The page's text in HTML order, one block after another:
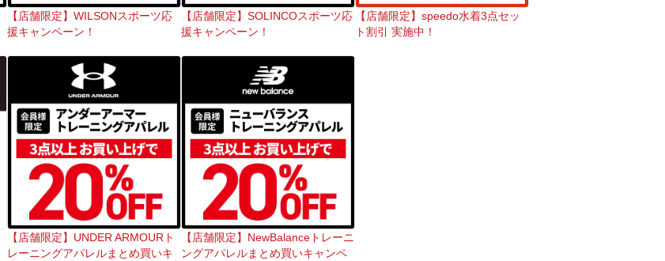
【店舗限定】WILSONスポーツ応
援キャンペーン！
【店舗限定】SOLINCOスポーツ応
援キャンペーン！
【店舗限定】speedo水着3点セッ
ト割引 実施中！
【店舗限定】UNDER ARMOURト
レーニングアパレルまとめ買いキ
【店舗限定】NewBalanceトレーニ
ングアパレルまとめ買いキャンペ